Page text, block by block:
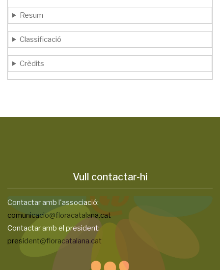
Resum
Classificació
Crèdits
Vull contactar-hi
Contactar amb l'associació:
comunicacio@floracatalana.cat
Contactar amb el president:
president@floracatalana.cat